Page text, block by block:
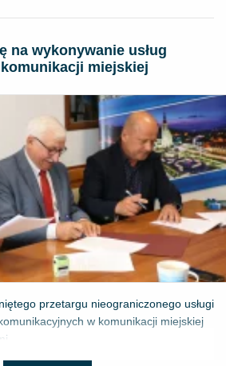
na wykonywanie usług
miejskiej
przetargu nieograniczonego usługi
w komunikacji miejskiej